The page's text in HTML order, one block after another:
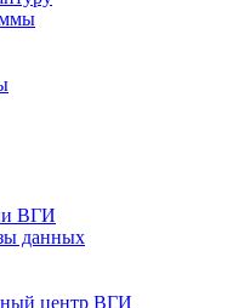
ВГИ
данных
центр ВГИ